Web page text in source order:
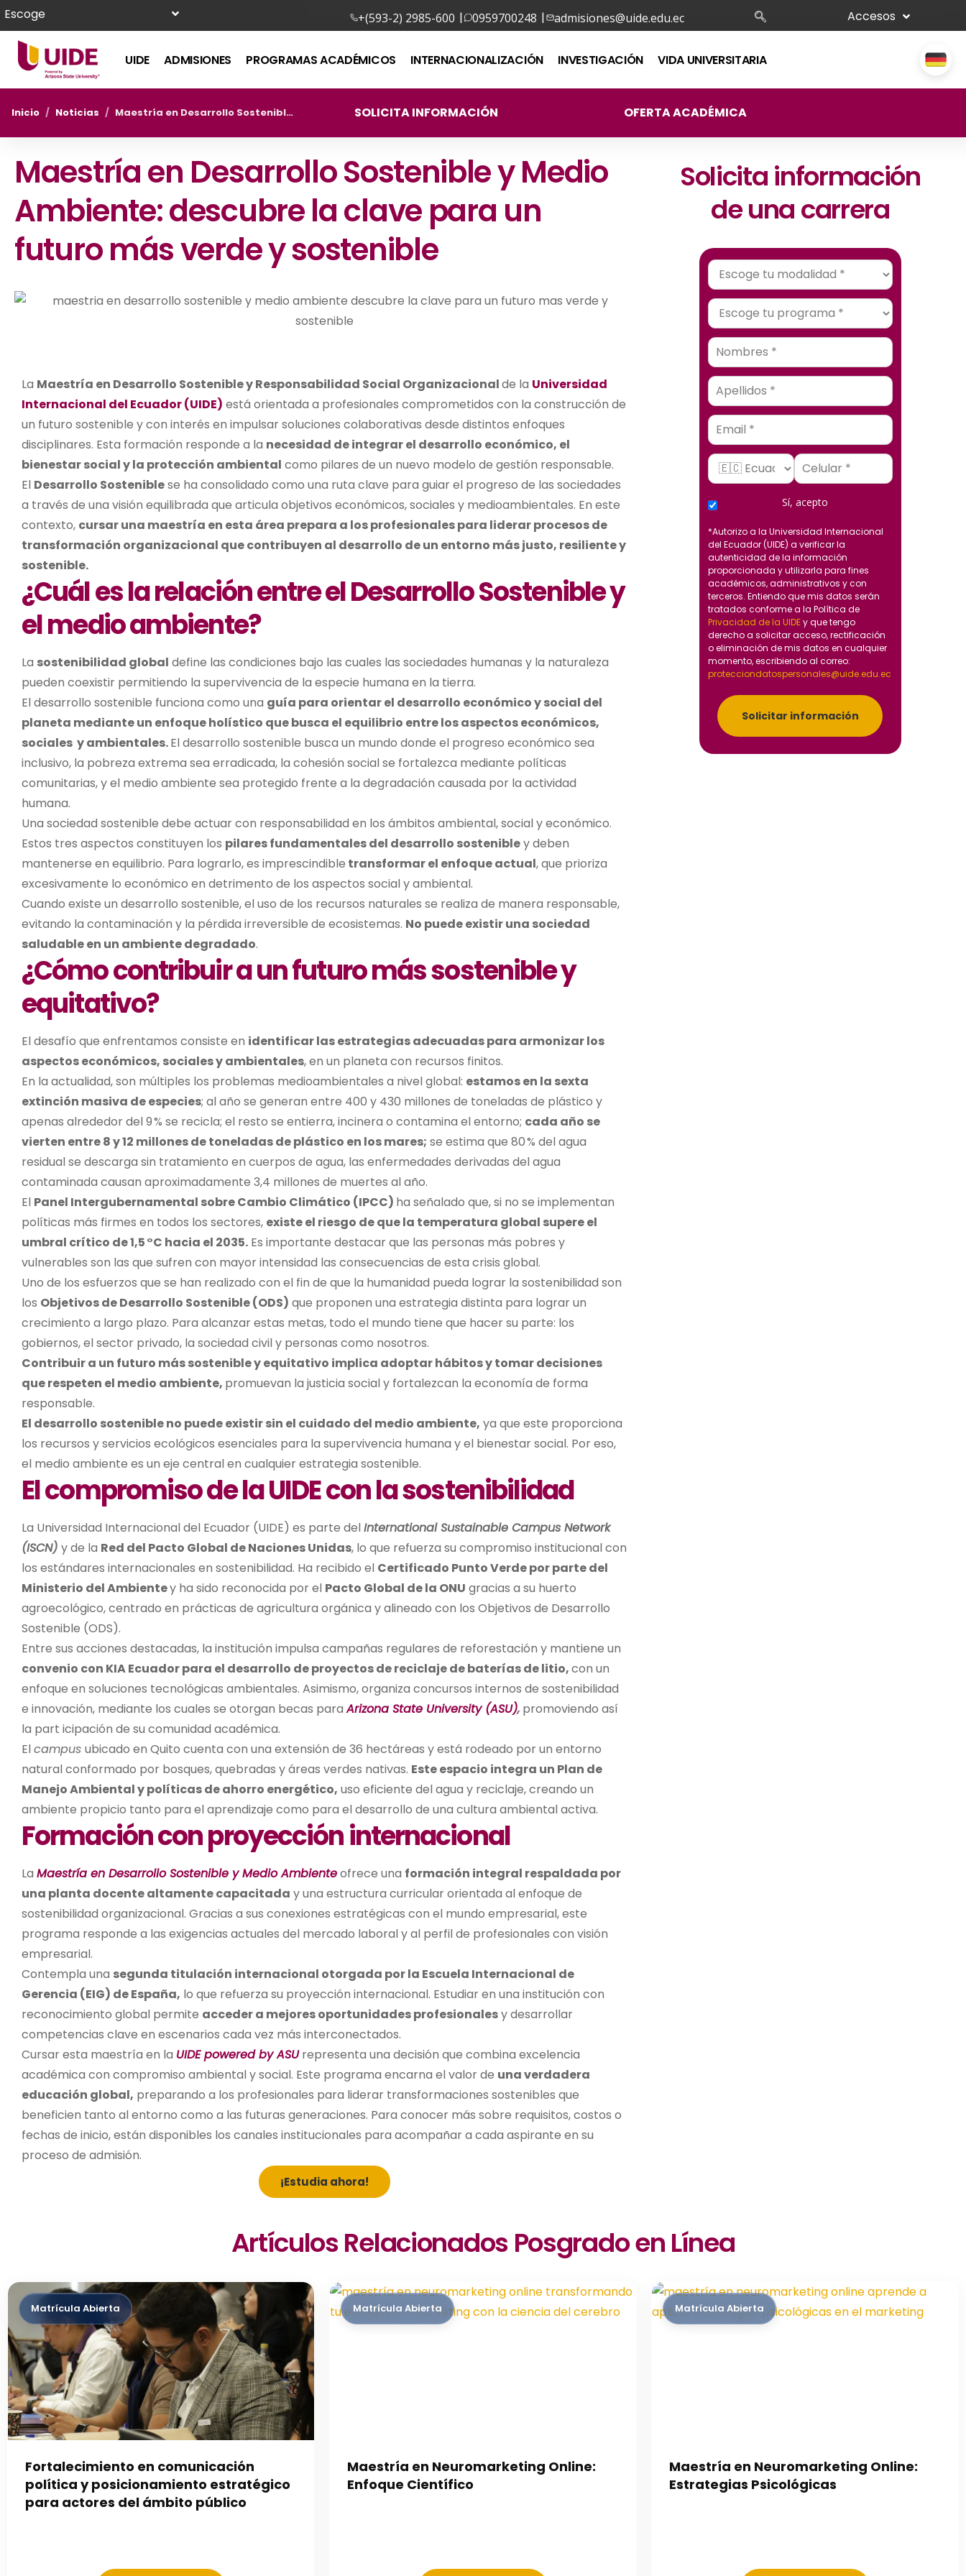
Escoge +(593-2) 2985-600 | 0959700248 | admisiones@uide.edu.ec Accesos
UIDE ADMISIONES PROGRAMAS ACADÉMICOS INTERNACIONALIZACIÓN INVESTIGACIÓN VIDA UNIVERSITARIA
Inicio / Noticias / Maestría en Desarrollo Sostenible y Medio Ambiente: descubre la clave para un futuro más verde y sostenible SOLICITA INFORMACIÓN OFERTA ACADÉMICA
Maestría en Desarrollo Sostenible y Medio
Ambiente: descubre la clave para un
futuro más verde y sostenible
La Maestría en Desarrollo Sostenible y Responsabilidad Social Organizacionalde la Universidad
Internacional del Ecuador (UIDE) está orientada a profesionales comprometidos con la construcción de
un futuro sostenible y con interés en impulsar soluciones colaborativas desde distintos enfoques
disciplinares. Esta formación responde a la necesidad de integrar el desarrollo económico, el
bienestar social y la protección ambiental como pilares de un nuevo modelo de gestión responsable.
El Desarrollo Sosteniblese ha consolidado como una ruta clave para guiar el progreso de las sociedades
a través de una visión equilibrada que articula objetivos económicos, sociales y medioambientales. En este
contexto, cursar una maestría en esta área prepara a los profesionales para liderar procesos de
transformación organizacional que contribuyen al desarrollo de un entorno más justo, resiliente y
sostenible.
¿Cuál es la relación entre el Desarrollo Sostenible y
el medio ambiente?
La sostenibilidad global define las condiciones bajo las cuales las sociedades humanas y la naturaleza
pueden coexistir permitiendo la supervivencia de la especie humana en la tierra.
El desarrollo sostenible funciona como una guía para orientar el desarrollo económico y social del
planeta mediante un enfoque holístico que busca el equilibrio entrelos aspectoseconómicos,
sociales y ambientales.El desarrollo sostenible busca un mundo donde el progreso económico sea
inclusivo, la pobreza extrema sea erradicada, la cohesión social se fortalezca mediante políticas
comunitarias, y el medio ambiente sea protegido frente a la degradación causada por la actividad
humana.
Una sociedad sostenible debe actuar con responsabilidad en los ámbitos ambiental, social y económico.
Estos tres aspectos constituyen los pilares fundamentales del desarrollo sostenibley deben
mantenerse en equilibrio. Para lograrlo, es imprescindible transformar el enfoque actual, que prioriza
excesivamente lo económico en detrimento de los aspectos social y ambiental.
Cuando existe un desarrollo sostenible,el uso de los recursos naturales se realiza de manera responsable,
evitando la contaminación y la pérdida irreversible de ecosistemas. No puede existir una sociedad
saludable en un ambiente degradado.
¿Cómo contribuir a unfuturomássostenible y
equitativo?
El desafío que enfrentamos consiste en identificar las estrategias adecuadas para armonizar los
aspectos económicos, socialesyambientales,en un planeta con recursos finitos.
En la actualidad,son múltiples los problemas medioambientales a nivel global: estamos en la sexta
extinción masiva de especies; al año se generan entre 400 y 430 millones de toneladas de plástico y
apenas alrededor del 9 % se recicla; el resto se entierra, incinera o contamina el entorno; cada año se
vierten entre 8 y 12 millones de toneladas de plástico en los mares; se estima que 80 % del agua
residual se descarga sin tratamiento en cuerpos de agua, las enfermedades derivadas del agua
contaminada causan aproximadamente 3,4 millones de muertes al año.
El Panel Intergubernamental sobre Cambio Climático (IPCC) ha señalado que, si no se implementan
políticas más firmes en todos los sectores, existe el riesgo de que la temperatura global supere el
umbral crítico de 1,5 °C hacia el 2035. Es importante destacar que las personas más pobres y
vulnerables son las que sufren con mayor intensidad las consecuencias de esta crisis global.
Uno de los esfuerzos que se han realizado con el fin de que la humanidad pueda lograr la sostenibilidad son
los Objetivos de Desarrollo Sostenible (ODS) que proponen una estrategia distinta para lograr un
crecimiento a largo plazo. Para alcanzar estas metas, todo el mundo tiene que hacer su parte: los
gobiernos, el sector privado, la sociedad civil y personas como nosotros.
Contribuir a un futuro más sostenible y equitativo implica adoptar hábitos y tomar decisiones
que respeten el medio ambiente, promuevan la justicia social y fortalezcan la economía de forma
responsable.
El desarrollo sostenible no puede existir sin el cuidado del medio ambiente, ya que este proporciona
los recursos y servicios ecológicos esenciales para la supervivencia humana y el bienestar social. Por eso,
el medio ambiente es un eje central en cualquier estrategia sostenible.
El compromiso de la UIDE con la sostenibilidad
La Universidad Internacional del Ecuador (UIDE) es parte delInternational Sustainable Campus Network
(ISCN) y de la Red del Pacto Global de Naciones Unidas, lo que refuerza su compromiso institucional con
los estándares internacionales en sostenibilidad. Ha recibido el Certificado Punto Verde por parte del
Ministerio del Ambientey ha sido reconocida por el Pacto Global de la ONU gracias a su huerto
agroecológico, centrado en prácticas de agricultura orgánica y alineado con los Objetivos de Desarrollo
Sostenible (ODS).
Entre sus acciones destacadas, la institución impulsa campañas regulares de reforestación y mantiene un
convenio con KIA Ecuador para el desarrollo de proyectos de reciclaje de baterías de litio,con un
enfoque en soluciones tecnológicas ambientales. Asimismo, organiza concursos internos de sostenibilidad
e innovación, mediante los cuales se otorgan becas paraArizona State University (ASU), promoviendo así
la part icipación de su comunidad académica.
Elcampus ubicado en Quito cuenta con una extensión de 36 hectáreas y está rodeado por un entorno
natural conformado por bosques, quebradas y áreas verdes nativas. Este espacio integra un Plan de
Manejo Ambiental y políticas de ahorro energético, uso eficiente del agua y reciclaje, creando un
ambiente propicio tanto para el aprendizaje como para el desarrollo de una cultura ambiental activa.
Formación con proyección internacional
La Maestría en Desarrollo Sostenible y Medio Ambienteofrece una formación integral respaldada por
una planta docente altamente capacitada y una estructura curricular orientada al enfoque de
sostenibilidad organizacional. Gracias a sus conexiones estratégicas con el mundo empresarial, este
programa responde a las exigencias actuales del mercado laboral y al perfil de profesionales con visión
empresarial.
Contempla una segunda titulación internacional otorgada por la Escuela Internacional de
Gerencia (EIG) de España, lo que refuerza su proyección internacional. Estudiar en una institución con
reconocimiento global permite acceder a mejores oportunidades profesionalesy desarrollar
competencias clave en escenarios cada vez más interconectados.
Cursar esta maestría en la UIDE powered by ASUrepresenta una decisión que combina excelencia
académica con compromiso ambiental y social. Este programa encarna el valor de una verdadera
educación global, preparando a los profesionales para liderar transformaciones sostenibles que
beneficien tanto al entorno como a las futuras generaciones. Para conocer más sobre requisitos, costos o
fechas de inicio, están disponibles los canales institucionales para acompañar a cada aspirante en su
proceso de admisión.
¡Estudia ahora!
Solicita información
de una carrera
Email
Sí, acepto
*Autorizo a la Universidad Internacional
del Ecuador (UIDE) a verificar la
autenticidad de la información
proporcionada y utilizarla para fines
académicos, administrativos y con
terceros. Entiendo que mis datos serán
tratados conforme a la Política de
Privacidad de la UIDEy que tengo
derecho a solicitar acceso, rectificación
o eliminación de mis datos en cualquier
momento, escribiendo al correo:
protecciondatospersonales@uide.edu.ec
Solicitar información
Artículos Relacionados Posgrado en Línea
Fortalecimiento en comunicación
política y posicionamiento estratégico
para actores del ámbito público
Maestría en Neuromarketing Online:
Enfoque Científico
Maestría en Neuromarketing Online:
Estrategias Psicológicas